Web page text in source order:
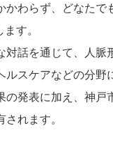
わらず、どなた
す。
話を通じて、人脈
スケアなどの分野
発表に加え、神
れます。